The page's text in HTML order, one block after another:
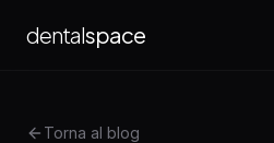
dentalspace
Torna al blog